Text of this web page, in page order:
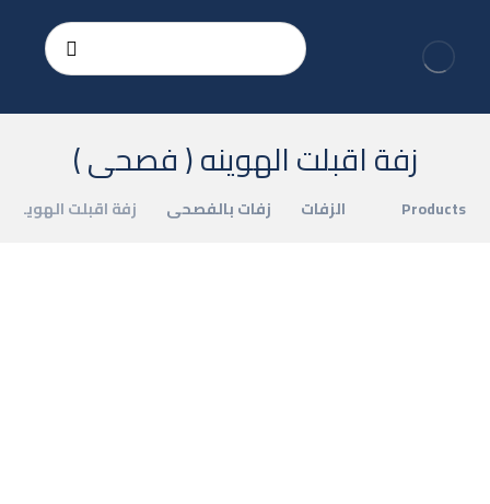
زفة اقبلت الهوينه ( فصحى )
Products الزفات زفات بالفصحى زفة اقبلت